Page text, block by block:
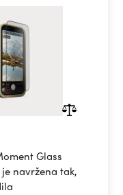
Glass
navržena tak,